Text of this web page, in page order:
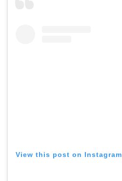
View this post on Instagram